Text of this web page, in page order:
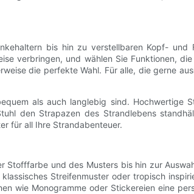
bis hin zu verstellbaren Kopf- und
verbringen, und wählen Sie Funktionen,
die perfekte Wahl. Für alle, die gerne
als auch langlebig sind. Hochwertige
den Strapazen des Strandlebens
für all Ihre Strandabenteuer.
und des Musters bis hin zur
Streifenmuster oder tropisch
wie Monogramme oder Stickereien eine